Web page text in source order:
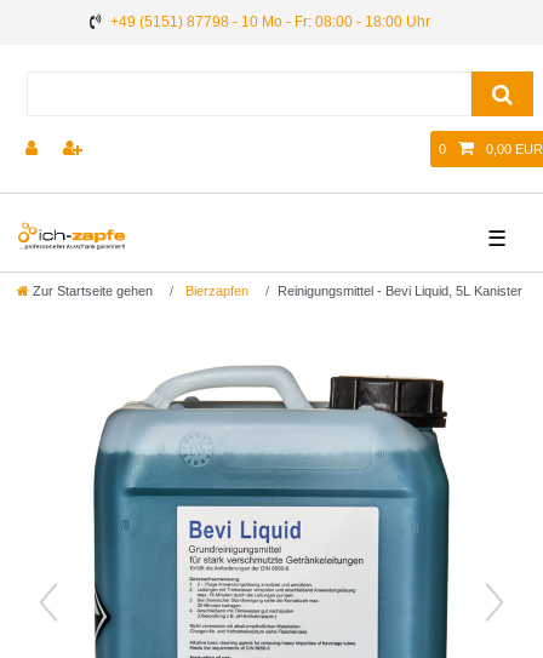
+49 (5151) 87798 - 10 Mo - Fr: 08:00 - 18:00 Uhr
0 0,00 EUR
☰
Zur Startseite gehen Bierzapfen Reinigungsmittel - Bevi Liquid, 5L Kanister